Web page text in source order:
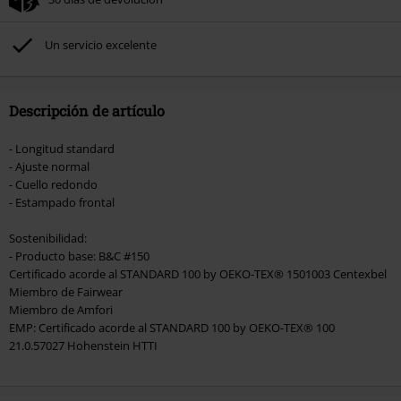
Rammstein, (Till) Lindemann, Böhse Onkelz, Broilers, Die Ärzte, Die Toten
Hosen, Metality, Funko Pop!, vales regalo y artículos que incluyan una
Un servicio excelente
Descripción de artículo
- Longitud standard
- Ajuste normal
- Cuello redondo
- Estampado frontal
Sostenibilidad:
- Producto base: B&C #150
Certificado acorde al STANDARD 100 by OEKO-TEX® 1501003 Centexbel
Miembro de Fairwear
Miembro de Amfori
EMP: Certificado acorde al STANDARD 100 by OEKO-TEX® 100
21.0.57027 Hohenstein HTTI